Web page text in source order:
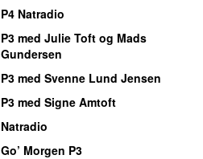
P4 Natradio
P3 med Julie Toft og Mads
Gundersen
P3 med Svenne Lund Jensen
P3 med Signe Amtoft
Natradio
Go’ Morgen P3